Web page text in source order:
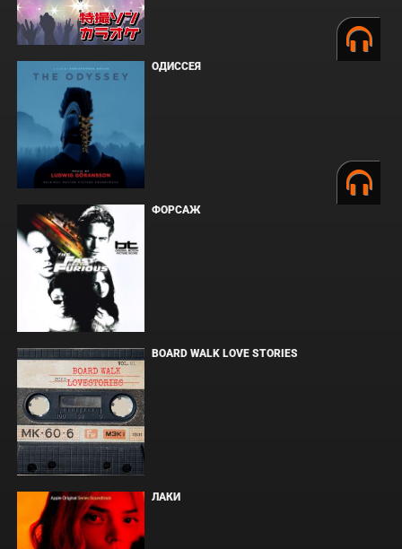
ОДИССЕЯ
ФОРСАЖ
BOARD WALK LOVE STORIES
ЛАКИ